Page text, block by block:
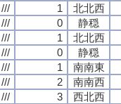
/// 1
北北西
/// 0
静穏
/// 1
北北西
/// 0
静穏
/// 1
南南東
/// 2
南南西
/// 3
西北西